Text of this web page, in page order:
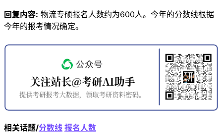
回复内容: 物流专硕报名人数约为600人。今年的分数线根据
今年的报考情况确定。
相关话题/分数线 报名人数